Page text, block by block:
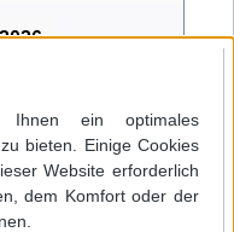
Ihnen ein optimales
bieten. Einige Cookies
Website erforderlich
dem Komfort oder der